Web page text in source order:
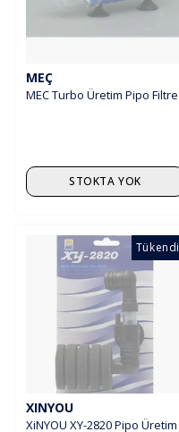
MEÇ
MEC Turbo Üretim Pipo Filtre
STOKTA YOK
Tükendi
XINYOU
XiNYOU XY-2820 Pipo Üretim